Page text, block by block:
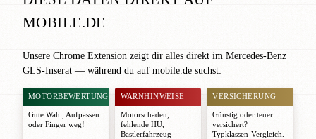
MOBILE.DE
Unsere Chrome Extension zeigt dir alles direkt im Mercedes-Benz
GLS-Inserat — während du auf mobile.de suchst:
MOTORBEWERTUNG
Gute Wahl
Aufpassen
oder Finger weg!
WARNHINWEISE
Motorschaden,
fehlende HU,
Bastlerfahrzeug —
VERSICHERUNG
Günstig oder teuer
versichert?
Typklassen-Vergleich.